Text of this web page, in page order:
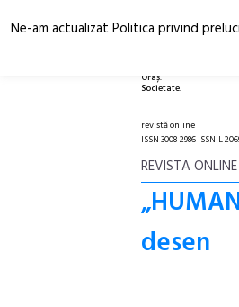
Oraș.
Societate.
revistă online
ISSN 3008-2986 ISSN-L
REVISTA ONLINE
desen
Ne-am actualizat Politica privind